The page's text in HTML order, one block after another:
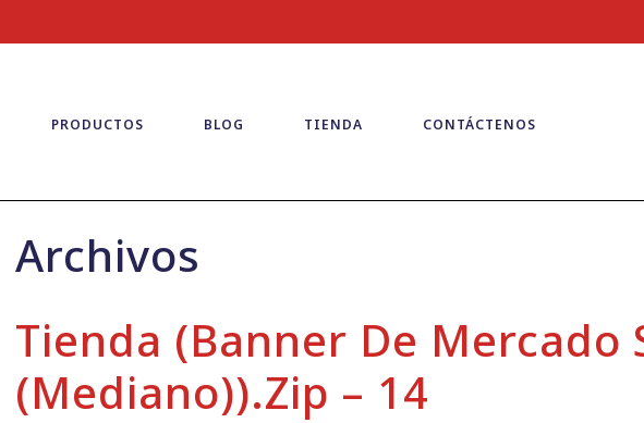
PRODUCTOS BLOG TIENDA CONTÁCTENOS
Archivos
Tienda (Banner De Mercado
(mediano)).zip – 14